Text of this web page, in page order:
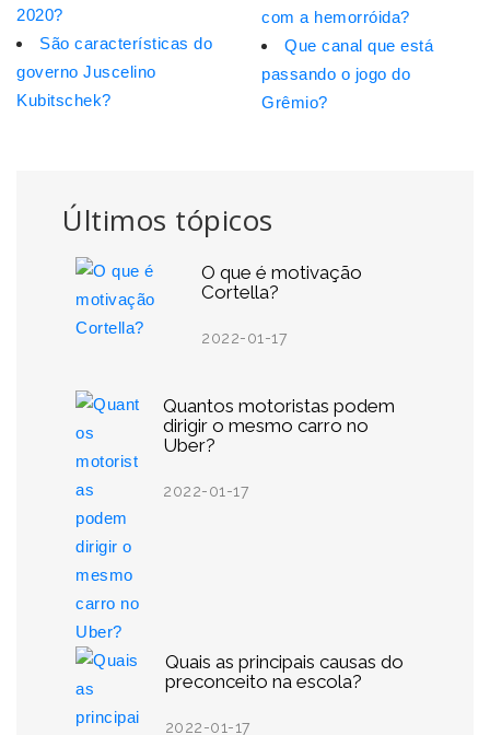
Últimos tópicos
O que é motivação
Cortella?
2022-01-17
Quantos motoristas podem
dirigir o mesmo carro no
Uber?
2022-01-17
Quais as principais causas do
preconceito na escola?
2022-01-17
2020?
São características do
governo Juscelino
Kubitschek?
com a hemorróida?
Que canal que está
passando o jogo do
Grêmio?